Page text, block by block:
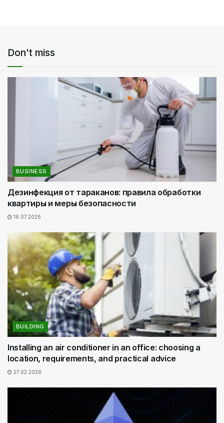
Don't miss
BUSINESS
Дезинфекция от тараканов: правила обработки
квартиры и меры безопасности
16.07.2026
BUILDING
Installing an air conditioner in an office: choosing a
location, requirements, and practical advice
27.02.2026